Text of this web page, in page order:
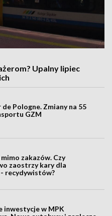
Upalny lipiec
de Pologne. Zmiany na 55
GZM
zakazów. Czy
zaostrzy kary dla
recydywistów?
inwestycje w MPK